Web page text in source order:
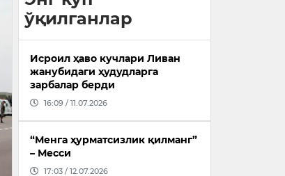
ўқилганлар
Исроил ҳаво кучлари Ливан
жанубидаги ҳудудларга
зарбалар берди
16:09 / 11.07.2026
“Менга ҳурматсизлик қилманг”
– Месси
17:03 / 12.07.2026